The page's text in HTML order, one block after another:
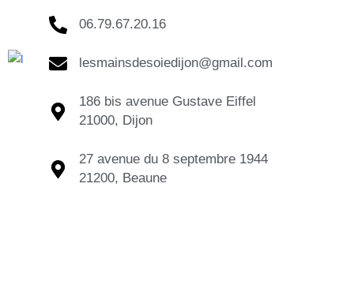
06.79.67.20.16
lesmainsdesoiedijon@gmail.com
186 bis avenue Gustave Eiffel
21000, Dijon
27 avenue du 8 septembre 1944
21200, Beaune